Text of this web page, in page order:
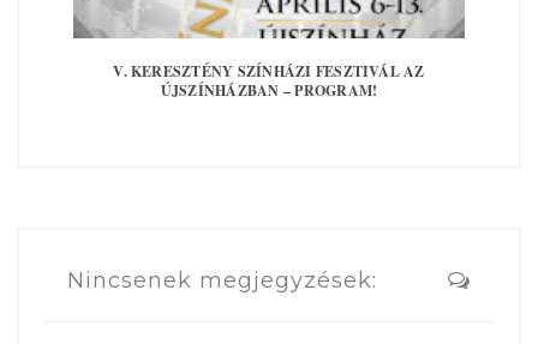
V. KERESZTÉNY SZÍNHÁZI FESZTIVÁL AZ
ÚJSZÍNHÁZBAN – PROGRAM!
Nincsenek megjegyzések: